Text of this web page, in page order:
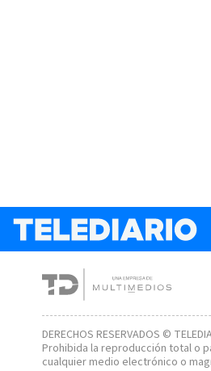
DERECHOS RESERVADOS ©
Prohibida la reproducción total o
cualquier medio electrónico o